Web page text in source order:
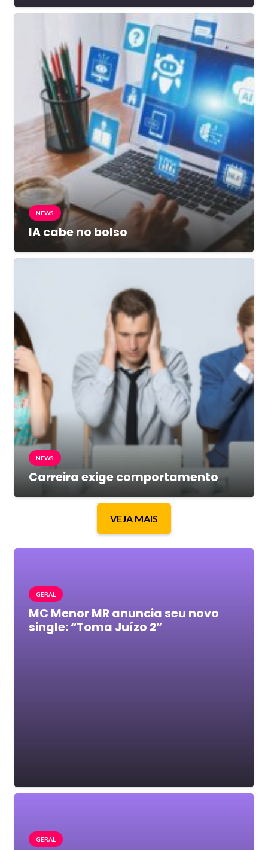
NEWS
IA cabe no bolso
NEWS
Carreira exige comportamento
VEJA MAIS
GERAL
MC Menor MR anuncia seu novo
single: “Toma Juízo 2”
GERAL